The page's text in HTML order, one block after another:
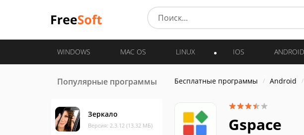
WINDOWS MAC OS LINUX IOS ANDROID
Популярные программы
Зеркало
Версия: 2.3.12 (13.32 МБ)
Бесплатные программы Android
Gspace